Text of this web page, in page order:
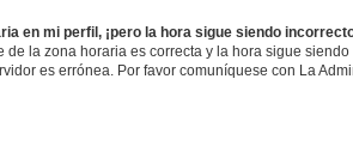
en mi perfil, ¡pero la hora sigue siendo
de la zona horaria es correcta y la hora sigue
es errónea. Por favor comuníquese con La